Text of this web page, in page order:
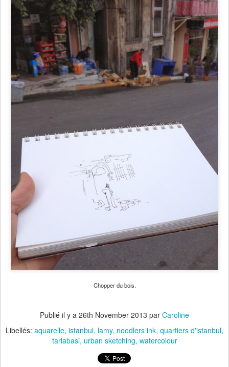
Chopper du bois.
Publié il y a 26th November 2013 par Caroline
Libellés: aquarelle istanbul lamy noodlers ink quartiers d'istanbul
tarlabasi urban sketching watercolour